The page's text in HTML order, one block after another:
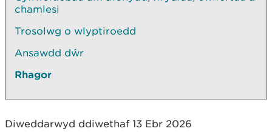
chamlesi
Trosolwg o wlyptiroedd
Ansawdd dŵr
Rhagor
Diweddarwyd ddiwethaf 13 Ebr 2026